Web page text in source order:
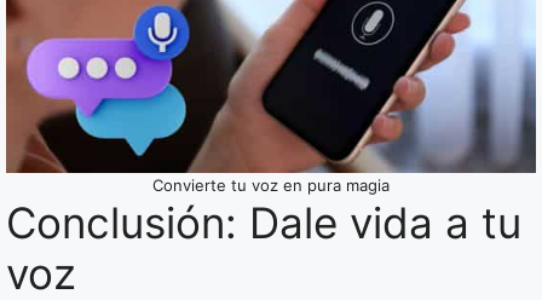
Convierte tu voz en pura magia
Conclusión: Dale vida a tu
voz